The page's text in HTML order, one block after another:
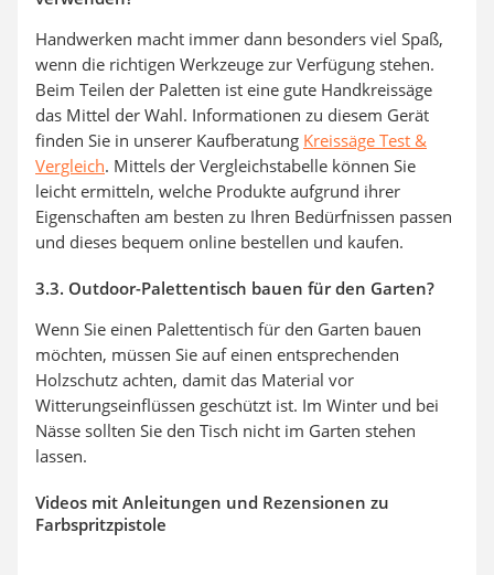
Handwerken macht immer dann besonders viel Spaß,
wenn die richtigen Werkzeuge zur Verfügung stehen.
Beim Teilen der Paletten ist eine gute Handkreissäge
das Mittel der Wahl. Informationen zu diesem Gerät
finden Sie in unserer Kaufberatung Kreissäge Test &
Vergleich. Mittels der Vergleichstabelle können Sie
leicht ermitteln, welche Produkte aufgrund ihrer
Eigenschaften am besten zu Ihren Bedürfnissen passen
und dieses bequem online bestellen und kaufen.
3.3. Outdoor-Palettentisch bauen für den Garten?
Wenn Sie einen Palettentisch für den Garten bauen
möchten, müssen Sie auf einen entsprechenden
Holzschutz achten, damit das Material vor
Witterungseinflüssen geschützt ist. Im Winter und bei
Nässe sollten Sie den Tisch nicht im Garten stehen
lassen.
Videos mit Anleitungen und Rezensionen zu
Farbspritzpistole